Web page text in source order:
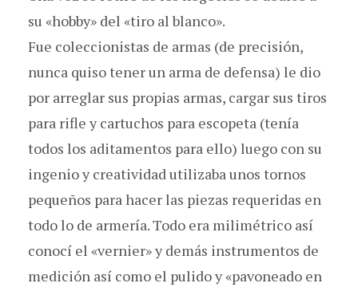
su «hobby» del «tiro al blanco».
Fue coleccionistas de armas (de precisión,
nunca quiso tener un arma de defensa) le dio
por arreglar sus propias armas, cargar sus tiros
para rifle y cartuchos para escopeta (tenía
todos los aditamentos para ello) luego con su
ingenio y creatividad utilizaba unos tornos
pequeños para hacer las piezas requeridas en
todo lo de armería. Todo era milimétrico así
conocí el «vernier» y demás instrumentos de
medición así como el pulido y «pavoneado en